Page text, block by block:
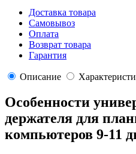
Доставка товара
Самовывоз
Оплата
Возврат товара
Гарантия
Описание
Особенности
держателя для
компьютеров 9-11